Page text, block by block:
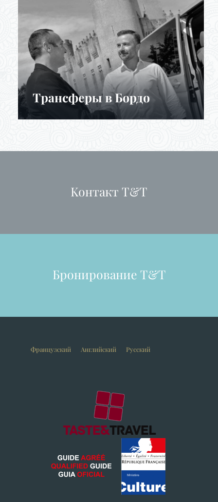
Трансферы в Бордо
Kонтакт T&T
Бронирование T&T
Французский Английский Русский